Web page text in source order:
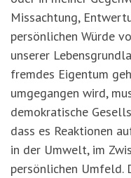
Missachtung,
persönlichen Würde
unserer
fremdes Eigentum
umgegangen wird,
demokratische
dass es Reaktionen
in der Umwelt, im
persönlichen Umfeld.